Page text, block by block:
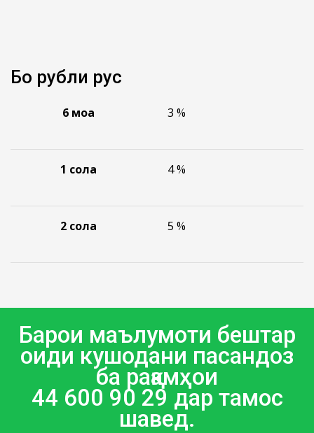
Бо рубли русӣ
6 моҳа 3 %
1 сола 4 %
2 сола 5 %
Барои маълумоти бештар
оиди кушодани пасандоз
ба рақамҳои
44 600 90 29 дар тамос
шавед.